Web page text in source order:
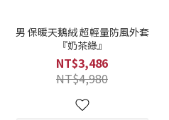
男 保暖天鵝絨 超輕量防風外套
『奶茶綠』
NT$3,486
NT$4,980